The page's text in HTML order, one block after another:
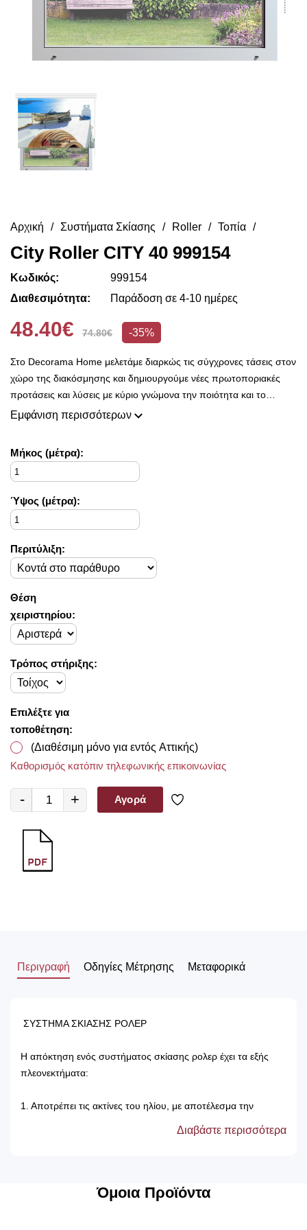
Αρχική Συστήματα Σκίασης Roller Τοπία
City Roller CITY 40 999154
Κωδικός:
999154
Διαθεσιμότητα:
Παράδοση σε 4-10 ημέρες
48.40€ 74.80€ -35%
Στο Decorama Home μελετάμε διαρκώς τις σύγχρονες τάσεις στον
χώρο της διακόσμησης και δημιουργούμε νέες πρωτοποριακές
προτάσεις και λύσεις με κύριο γνώμονα την ποιότητα και το
ασύγκριτο design, προκειμένου να είμαστε πάντοτε σε θέση να
φρέσκες ιδέες διακόσμησης, που ικανοποιούν ακόμη και τους πιο
απαιτητικούς!
Στο Decorama Home έχουμε ως στόχο να χαρίσουμε χρώμα και
ασύγκριτο στυλ στο προσωπικό σας χώρο και να τον αναδείξουμε
με τον πιο όμορφο τρόπο!
Εμφάνιση περισσότερων
Mήκος (μέτρα):
Ύψος (μέτρα):
Περιτύλιξη:
Θέση
χειριστηρίου:
Τρόπος στήριξης:
Επιλέξτε για
τοποθέτηση:
(Διαθέσιμη μόνο για εντός Αττικής)
Καθορισμός κατόπιν τηλεφωνικής επικοινωνίας
- + Αγορά
Περιγραφή Οδηγίες Μέτρησης Μεταφορικά
ΣΥΣΤΗΜΑ ΣΚΙΑΣΗΣ ΡΟΛΕΡ
Η απόκτηση ενός συστήματος σκίασης ρολερ έχει τα εξής
πλεονεκτήματα:
1. Αποτρέπει τις ακτίνες του ηλίου, με αποτέλεσμα την
2. Δεν χρειάζονται πλύσιμο, καθώς καθαρίζονται μόνο με ένα
χρόνο αλλά και στον ήλιο.
4. Μπορούν να τοποθετηθούν κάτω από ξύλινη μετώπη ή
Διαβάστε περισσότερα
Όμοια Προϊόντα